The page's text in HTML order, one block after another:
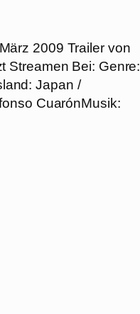
2009 Trailer von
Streamen Bei: Genre:
Japan /
CuarónMusik: